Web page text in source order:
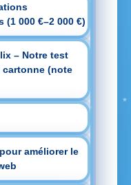
000 €–2 000 €)
– Notre test
(note
améliorer le